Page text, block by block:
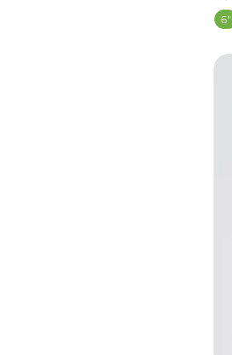
6"